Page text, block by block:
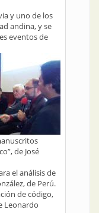
y uno de los
andina, y se
eventos de
de José
el análisis de
de Perú.
de código,
Leonardo